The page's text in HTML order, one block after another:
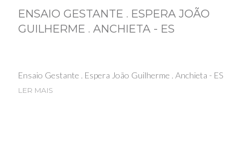
ENSAIO GESTANTE . ESPERA JOÃO
GUILHERME . ANCHIETA - ES
Ensaio Gestante . Espera João Guilherme . Anchieta - ES
LER MAIS